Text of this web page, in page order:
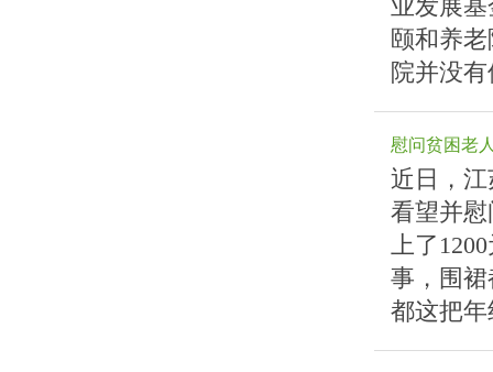
业发展
颐和养
院并没
慰问贫困老
近日，
看望并
上了
事，围
都这把